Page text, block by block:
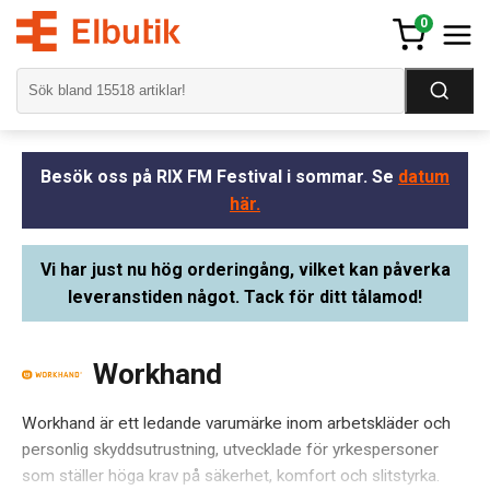
0
Besök oss på RIX FM Festival i sommar. Se datum
här.
Vi har just nu hög orderingång, vilket kan påverka
leveranstiden något. Tack för ditt tålamod!
Workhand
Workhand är ett ledande varumärke inom arbetskläder och
personlig skyddsutrustning, utvecklade för yrkespersoner
som ställer höga krav på säkerhet, komfort och slitstyrka.